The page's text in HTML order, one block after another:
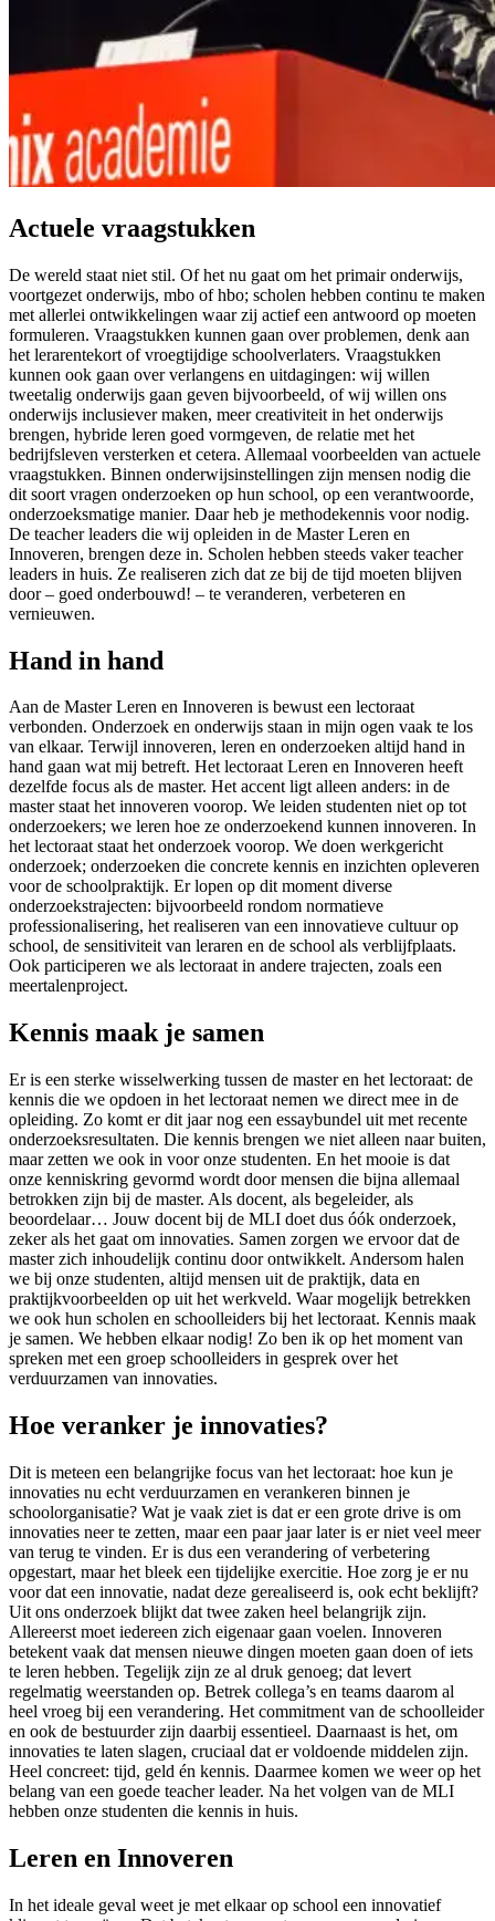
Actuele vraagstukken
De wereld staat niet stil. Of het nu gaat om het primair onderwijs,
voortgezet onderwijs, mbo of hbo; scholen hebben continu te maken
met allerlei ontwikkelingen waar zij actief een antwoord op moeten
formuleren. Vraagstukken kunnen gaan over problemen, denk aan
het lerarentekort of vroegtijdige schoolverlaters. Vraagstukken
kunnen ook gaan over verlangens en uitdagingen: wij willen
tweetalig onderwijs gaan geven bijvoorbeeld, of wij willen ons
onderwijs inclusiever maken, meer creativiteit in het onderwijs
brengen, hybride leren goed vormgeven, de relatie met het
bedrijfsleven versterken et cetera. Allemaal voorbeelden van actuele
vraagstukken. Binnen onderwijsinstellingen zijn mensen nodig die
dit soort vragen onderzoeken op hun school, op een verantwoorde,
onderzoeksmatige manier. Daar heb je methodekennis voor nodig.
De teacher leaders die wij opleiden in de Master Leren en
Innoveren, brengen deze in. Scholen hebben steeds vaker teacher
leaders in huis. Ze realiseren zich dat ze bij de tijd moeten blijven
door – goed onderbouwd! – te veranderen, verbeteren en
vernieuwen.
Hand in hand
Aan de Master Leren en Innoveren is bewust een lectoraat
verbonden. Onderzoek en onderwijs staan in mijn ogen vaak te los
van elkaar. Terwijl innoveren, leren en onderzoeken altijd hand in
hand gaan wat mij betreft. Het lectoraat Leren en Innoveren heeft
dezelfde focus als de master. Het accent ligt alleen anders: in de
master staat het innoveren voorop. We leiden studenten niet op tot
onderzoekers; we leren hoe ze onderzoekend kunnen innoveren. In
het lectoraat staat het onderzoek voorop. We doen werkgericht
onderzoek; onderzoeken die concrete kennis en inzichten opleveren
voor de schoolpraktijk. Er lopen op dit moment diverse
onderzoekstrajecten: bijvoorbeeld rondom normatieve
professionalisering, het realiseren van een innovatieve cultuur op
school, de sensitiviteit van leraren en de school als verblijfplaats.
Ook participeren we als lectoraat in andere trajecten, zoals een
meertalenproject.
Kennis maak je samen
Er is een sterke wisselwerking tussen de master en het lectoraat: de
kennis die we opdoen in het lectoraat nemen we direct mee in de
opleiding. Zo komt er dit jaar nog een essaybundel uit met recente
onderzoeksresultaten. Die kennis brengen we niet alleen naar buiten,
maar zetten we ook in voor onze studenten. En het mooie is dat
onze kenniskring gevormd wordt door mensen die bijna allemaal
betrokken zijn bij de master. Als docent, als begeleider, als
beoordelaar… Jouw docent bij de MLI doet dus óók onderzoek,
zeker als het gaat om innovaties. Samen zorgen we ervoor dat de
master zich inhoudelijk continu door ontwikkelt. Andersom halen
we bij onze studenten, altijd mensen uit de praktijk, data en
praktijkvoorbeelden op uit het werkveld. Waar mogelijk betrekken
we ook hun scholen en schoolleiders bij het lectoraat. Kennis maak
je samen. We hebben elkaar nodig! Zo ben ik op het moment van
spreken met een groep schoolleiders in gesprek over het
verduurzamen van innovaties.
Hoe veranker je innovaties?
Dit is meteen een belangrijke focus van het lectoraat: hoe kun je
innovaties nu echt verduurzamen en verankeren binnen je
schoolorganisatie? Wat je vaak ziet is dat er een grote drive is om
innovaties neer te zetten, maar een paar jaar later is er niet veel meer
van terug te vinden. Er is dus een verandering of verbetering
opgestart, maar het bleek een tijdelijke exercitie. Hoe zorg je er nu
voor dat een innovatie, nadat deze gerealiseerd is, ook echt beklijft?
Uit ons onderzoek blijkt dat twee zaken heel belangrijk zijn.
Allereerst moet iedereen zich eigenaar gaan voelen. Innoveren
betekent vaak dat mensen nieuwe dingen moeten gaan doen of iets
te leren hebben. Tegelijk zijn ze al druk genoeg; dat levert
regelmatig weerstanden op. Betrek collega’s en teams daarom al
heel vroeg bij een verandering. Het commitment van de schoolleider
en ook de bestuurder zijn daarbij essentieel. Daarnaast is het, om
innovaties te laten slagen, cruciaal dat er voldoende middelen zijn.
Heel concreet: tijd, geld én kennis. Daarmee komen we weer op het
belang van een goede teacher leader. Na het volgen van de MLI
hebben onze studenten die kennis in huis.
Leren en Innoveren
In het ideale geval weet je met elkaar op school een innovatief